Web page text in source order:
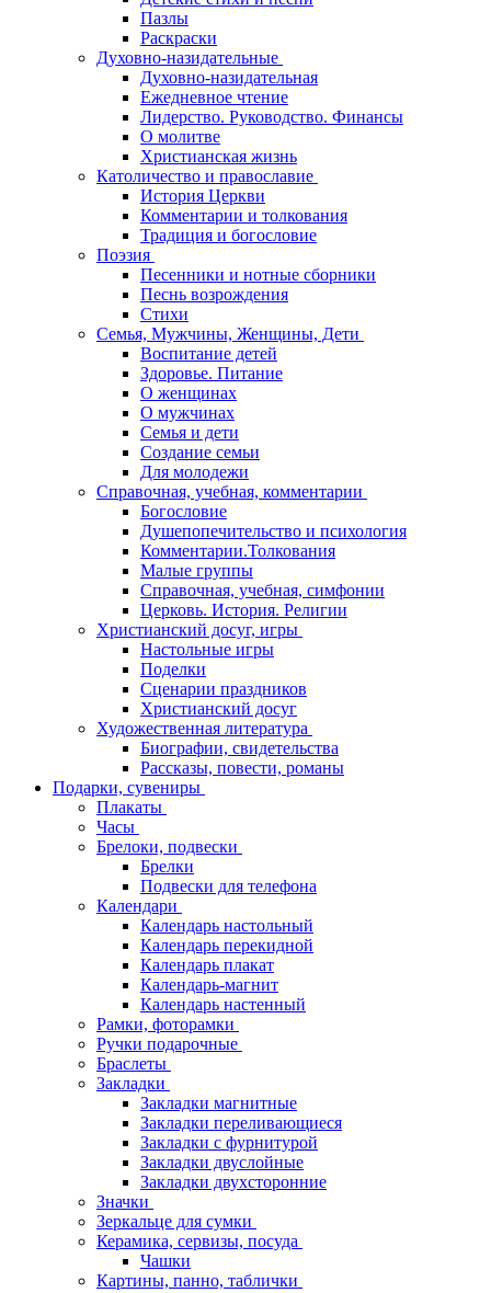
Пазлы
Раскраски
Духовно-назидательные
Духовно-назидательная
Ежедневное чтение
Лидерство. Руководство. Финансы
О молитве
Христианская жизнь
Католичество и православие
История Церкви
Комментарии и толкования
Традиция и богословие
Поэзия
Песенники и нотные сборники
Песнь возрождения
Стихи
Семья, Мужчины, Женщины, Дети
Воспитание детей
Здоровье. Питание
О женщинах
О мужчинах
Семья и дети
Создание семьи
Для молодежи
Справочная, учебная, комментарии
Богословие
Душепопечительство и психология
Комментарии.Толкования
Малые группы
Справочная, учебная, симфонии
Церковь. История. Религии
Христианский досуг, игры
Настольные игры
Поделки
Сценарии праздников
Христианский досуг
Художественная литература
Биографии, свидетельства
Рассказы, повести, романы
Подарки, сувениры
Плакаты
Часы
Брелоки, подвески
Брелки
Подвески для телефона
Календари
Календарь настольный
Календарь перекидной
Календарь плакат
Календарь-магнит
Календарь настенный
Рамки, фоторамки
Ручки подарочные
Браслеты
Закладки
Закладки магнитные
Закладки переливающиеся
Закладки с фурнитурой
Закладки двуслойные
Закладки двухсторонние
Значки
Зеркальце для сумки
Керамика, сервизы, посуда
Чашки
Картины, панно, таблички